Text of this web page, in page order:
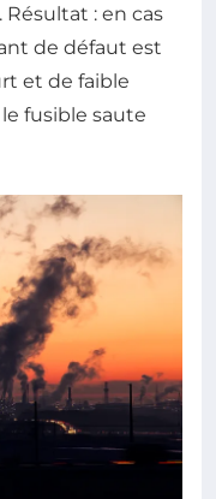
Résultat : en cas
de défaut est
et de faible
fusible saute